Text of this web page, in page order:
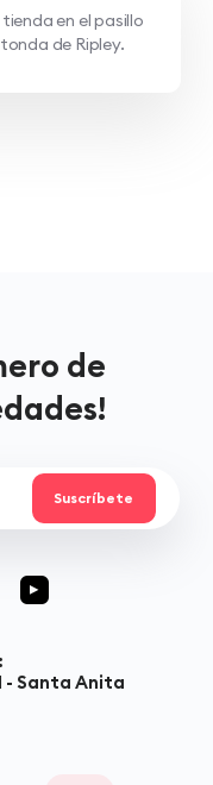
en el pasillo
de Ripley.
de
- Santa Anita